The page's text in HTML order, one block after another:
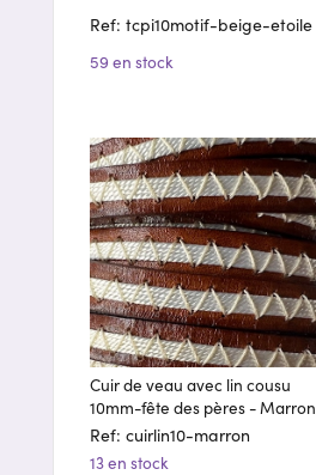
Ref: tcpi10motif-beige-etoile
59 en stock
Cuir de veau avec lin cousu
10mm-fête des pères - Marron
Ref: cuirlin10-marron
13 en stock